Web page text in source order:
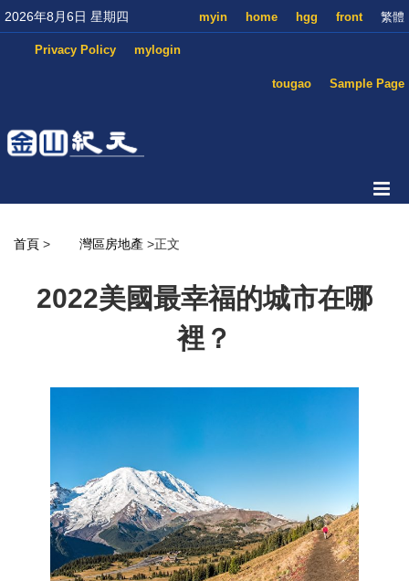
2026年8月6日 星期四 繁體
front
hgg
home
myin
mylogin
Privacy Policy
Sample Page
tougao
首頁 > 灣區房地產 >正文
2022美國最幸福的城市在哪
裡？